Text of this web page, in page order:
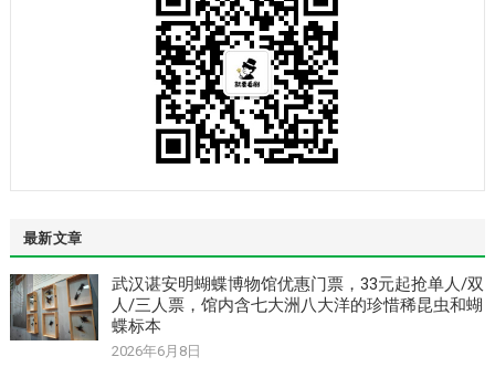
最新文章
武汉谌安明蝴蝶博物馆优惠门票，33元起抢单人/双
人/三人票，馆内含七大洲八大洋的珍惜稀昆虫和蝴
蝶标本
2026年6月8日